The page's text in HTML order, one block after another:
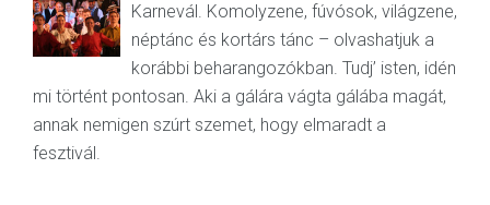
Karnevál. Komolyzene, fúvósok, világzene,
néptánc és kortárs tánc – olvashatjuk a
korábbi beharangozókban. Tudj’ isten, idén
mi történt pontosan. Aki a gálára vágta gálába magát,
annak nemigen szúrt szemet, hogy elmaradt a
fesztivál.